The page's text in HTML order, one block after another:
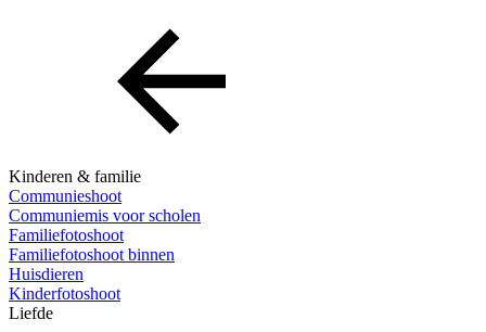
Kinderen & familie
Communieshoot
Communiemis voor scholen
Familiefotoshoot
Familiefotoshoot binnen
Huisdieren
Kinderfotoshoot
Liefde